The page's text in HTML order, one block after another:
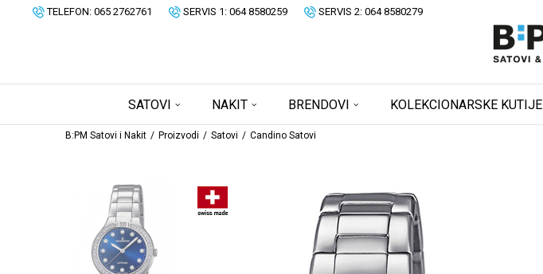
TELEFON: 065 2762761 SERVIS 1: 064 8580259 SERVIS 2: 064 8580279
SATOVI NAKIT BRENDOVI KOLEKCIONARSKE KUTIJE
B:PM Satovi i Nakit Proizvodi Satovi Candino Satovi